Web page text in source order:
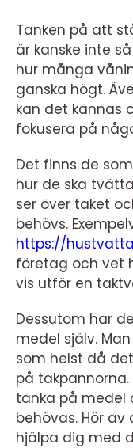
Tanken på att
är kanske inte
hur många
ganska högt.
kan det kännas
fokusera på
Det finns de
hur de ska
ser över taket
behövs.
https://
företag och vet
vis utför en
Dessutom har
medel själv.
som helst då
på
tänka på medel
behövas. Hör
hjälpa dig med